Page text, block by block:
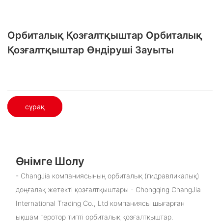
Орбиталық Қозғалтқыштар Орбиталық
Қозғалтқыштар Өндіруші Зауыты
сұрақ
Өнімге Шолу
- ChangJia компаниясының орбиталық (гидравликалық)
доңғалақ жетекті қозғалтқыштары - Chongqing ChangJia
International Trading Co., Ltd компаниясы шығарған
ықшам геротор типті орбиталық қозғалтқыштар.